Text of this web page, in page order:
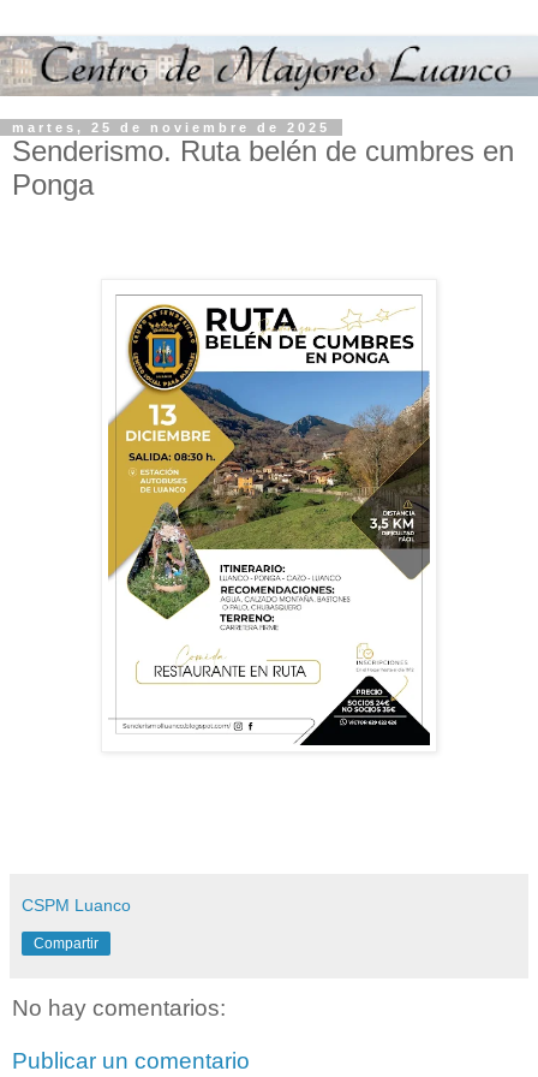
martes, 25 de noviembre de 2025
Senderismo. Ruta belén de cumbres en
Ponga
CSPM Luanco
Compartir
No hay comentarios:
Publicar un comentario